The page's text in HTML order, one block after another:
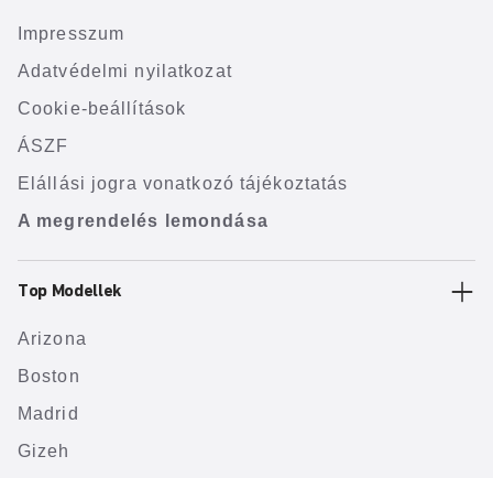
Impresszum
Adatvédelmi nyilatkozat
Cookie-beállítások
ÁSZF
Elállási jogra vonatkozó tájékoztatás
A megrendelés lemondása
Top Modellek
Arizona
Boston
Madrid
Gizeh